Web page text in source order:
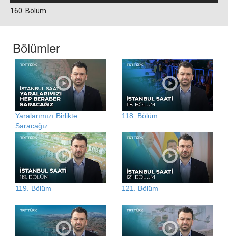
160. Bölüm
Bölümler
Yaralarımızı Birlikte
Saracağız
118. Bölüm
119. Bölüm 121. Bölüm